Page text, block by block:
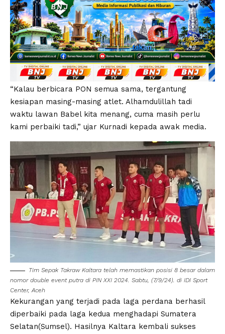
“Kalau berbicara PON semua sama, tergantung
kesiapan masing-masing atlet. Alhamdulillah tadi
waktu lawan Babel kita menang, cuma masih perlu
kami perbaiki tadi,” ujar Kurnadi kepada awak media.
Tim Sepak Takraw Kaltara telah memastikan posisi 8 besar dalam
nomor double event putra di PIN XXI 2024. Sabtu, (7/9/24). di IDI Sport
Center, Aceh
Kekurangan yang terjadi pada laga perdana berhasil
diperbaiki pada laga kedua menghadapi Sumatera
Selatan(Sumsel). Hasilnya Kaltara kembali sukses